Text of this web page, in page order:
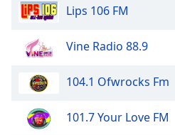
close
window.
Lips 106 FM
Vine Radio 88.9
104.1 Ofwrocks Fm
101.7 Your Love FM